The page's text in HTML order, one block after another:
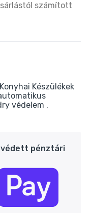
450 ml + 20 db
Otthonra 450 ml
450 ml + 20 db
számított
Konyhai Készülékek
védelem
védett pénztári